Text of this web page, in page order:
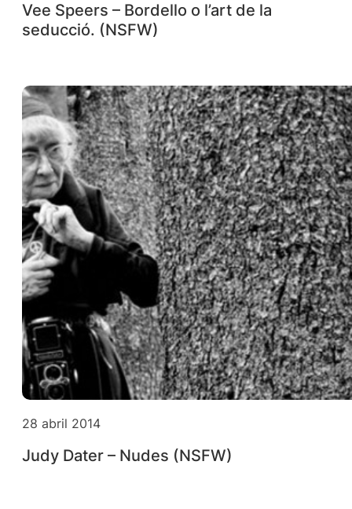
Vee Speers – Bordello o l’art de la
seducció. (NSFW)
28 abril 2014
Judy Dater – Nudes (NSFW)